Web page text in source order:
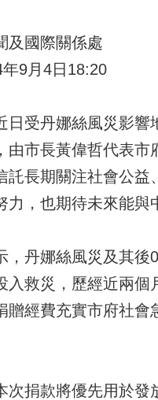
及國際關係處
9月4日18:20
日受丹娜絲風災影
由市長黃偉哲代表
託長期關注社會公
力，也期待未來能與
，丹娜絲風災及其
入救災，歷經近兩個
贈經費充實市府社
次捐款將優先用於